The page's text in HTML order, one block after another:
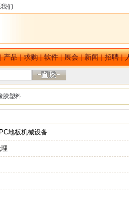
们
产品|求购|软件|展会|新闻|招聘|
胶塑料
地板机械设备